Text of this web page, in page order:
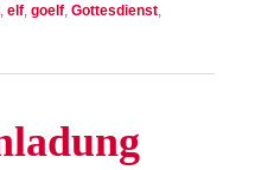
,elf,goelf,Gottesdienst,